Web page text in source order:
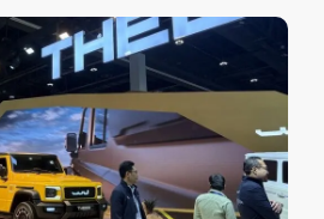
للعائلات